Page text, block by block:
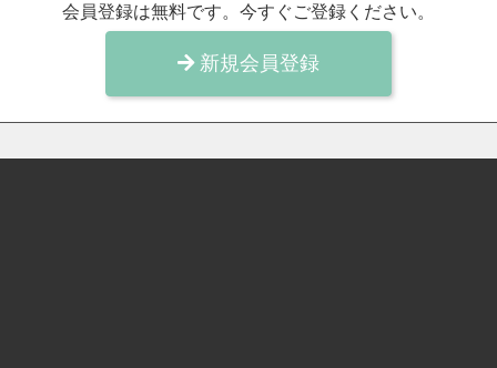
会員登録は無料です。今すぐご登録ください。
新規会員登録